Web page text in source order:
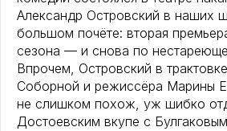
Александр Островский в наших
большом почёте: вторая
сезона — и снова по
Впрочем, Островский в
Соборной и режиссёра Марины
не слишком похож, уж шибко
Достоевским вкупе с